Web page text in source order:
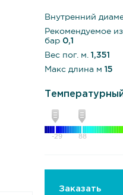
Внутренний
Рекомендуемое
бар 0,1
Вес пог. м. 1,351
Макс длина м 15
-29 88
Заказать